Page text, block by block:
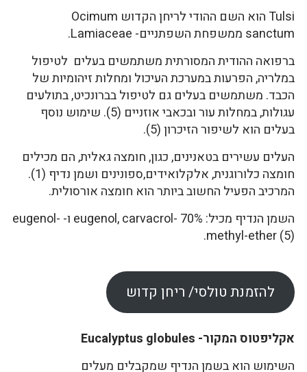
Tulsi הוא השם ההודי לריחן הקדוש Ocimum
sanctum ממשפחת השפתניים- Lamiaceae.
ברפואה ההודית המסורתית משתמשים בעלים לטיפול
במלריה, הפרעות במערכת העיכול ומחלות זיהומיות של
הכבד. משתמשים בעלים גם לטיפול בברונכיט, בתולעים
עגולות, במחלות עור ובכאבי אוזניים (5). שימוש נוסף
בעלים הוא לשיפור הזיכרון (5).
העלים עשירים בטאנינים, כגון, חומצה גאלית, הם מכילים
חומצה כלורוגנית, אלקלואידים,ספונינים ושמן נדיף (1).
המרכיב הפעיל החשוב ביותר הוא חומצה אורסולית.
השמן הנדיף מכיל: eugenol, carvacrol- 70% ו- eugenol-
methyl-ether (5).
להזמנת טולסי/ ריחן קדוש
אקליפטוס המקור- Eucalyptus globules
השימוש הוא בשמן הנדיף שמקבלים מעלים